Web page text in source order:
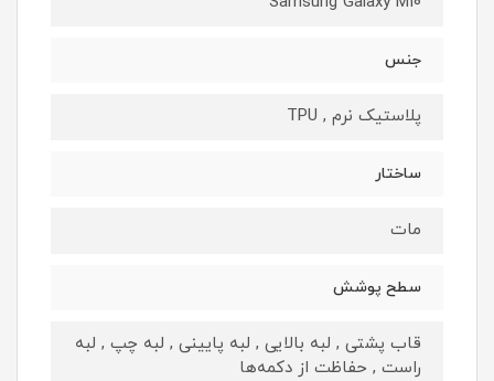
جنس
پلاستیک نرم , TPU
ساختار
مات
سطح پوشش
قاب پشتی , لبه بالایی , لبه پایینی , لبه چپ , لبه
راست , حفاظت از دکمه‌ها